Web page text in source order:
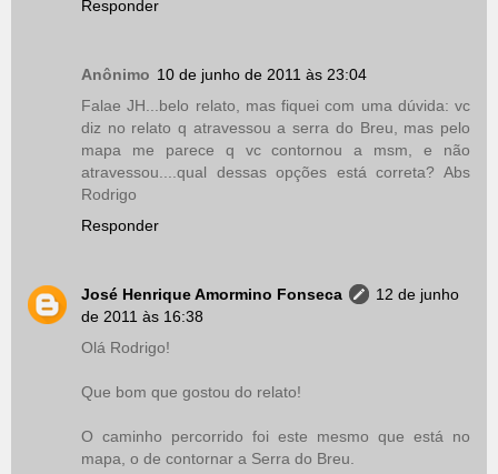
Responder
Anônimo 10 de junho de 2011 às 23:04
Falae JH...belo relato, mas fiquei com uma dúvida: vc
diz no relato q atravessou a serra do Breu, mas pelo
mapa me parece q vc contornou a msm, e não
atravessou....qual dessas opções está correta? Abs
Rodrigo
Responder
José Henrique Amormino Fonseca
12 de junho
de 2011 às 16:38
Olá Rodrigo!
Que bom que gostou do relato!
O caminho percorrido foi este mesmo que está no
mapa, o de contornar a Serra do Breu.